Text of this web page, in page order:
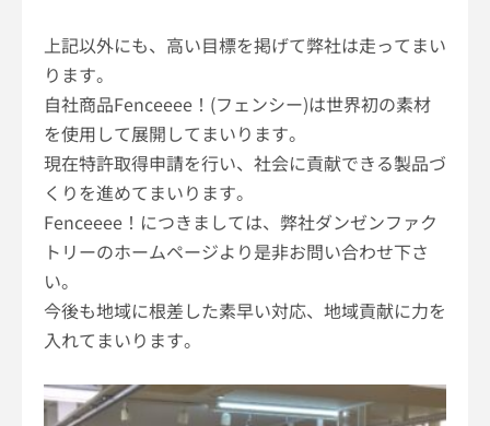
上記以外にも、高い目標を掲げて弊社は走ってまい
ります。
自社商品Fenceeee ！ (フェンシー)は世界初の素材
を使用して展開してまいります。
現在特許取得申請を行い、社会に貢献できる製品づ
くりを進めてまいります。
Fenceeee ！につきましては、弊社ダンゼンファク
トリーのホームページより是非お問い合わせ下さ
い。
今後も地域に根差した素早い対応、地域貢献に力を
入れてまいります。